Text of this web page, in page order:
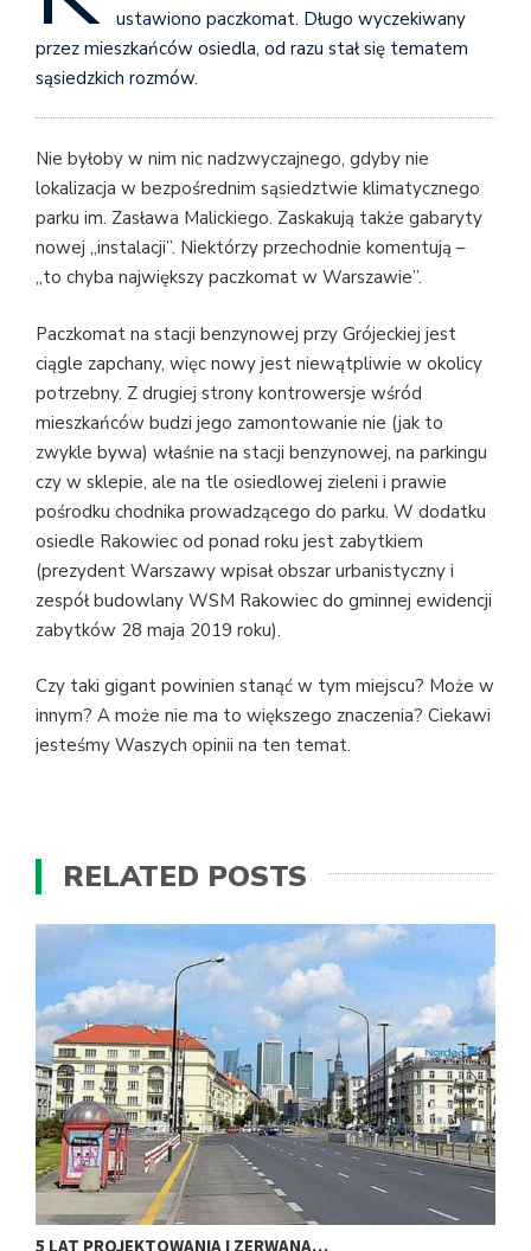
ustawiono paczkomat. Długo wyczekiwany
przez mieszkańców osiedla, od razu stał się tematem
sąsiedzkich rozmów.
Nie byłoby w nim nic nadzwyczajnego, gdyby nie
lokalizacja w bezpośrednim sąsiedztwie klimatycznego
parku im. Zasława Malickiego. Zaskakują także gabaryty
nowej „instalacji”. Niektórzy przechodnie komentują –
„to chyba największy paczkomat w Warszawie”.
Paczkomat na stacji benzynowej przy Grójeckiej jest
ciągle zapchany, więc nowy jest niewątpliwie w okolicy
potrzebny. Z drugiej strony kontrowersje wśród
mieszkańców budzi jego zamontowanie nie (jak to
zwykle bywa) właśnie na stacji benzynowej, na parkingu
czy w sklepie, ale na tle osiedlowej zieleni i prawie
pośrodku chodnika prowadzącego do parku. W dodatku
osiedle Rakowiec od ponad roku jest zabytkiem
(prezydent Warszawy wpisał obszar urbanistyczny i
zespół budowlany WSM Rakowiec do gminnej ewidencji
zabytków 28 maja 2019 roku).
Czy taki gigant powinien stanąć w tym miejscu? Może w
innym? A może nie ma to większego znaczenia? Ciekawi
jesteśmy Waszych opinii na ten temat.
RELATED POSTS
5 LAT PROJEKTOWANIA I ZERWANA…